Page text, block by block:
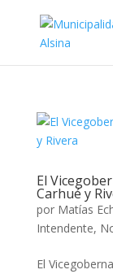
El
Carhué y
por Matías
Intendente,
El